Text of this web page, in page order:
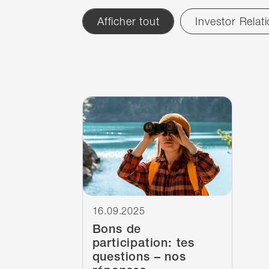
Filter
Afficher tout Investor
News
1 résultats 1 résultats
Bons de
participation: tes
questions – nos
16.09.2025
Continuer à lire